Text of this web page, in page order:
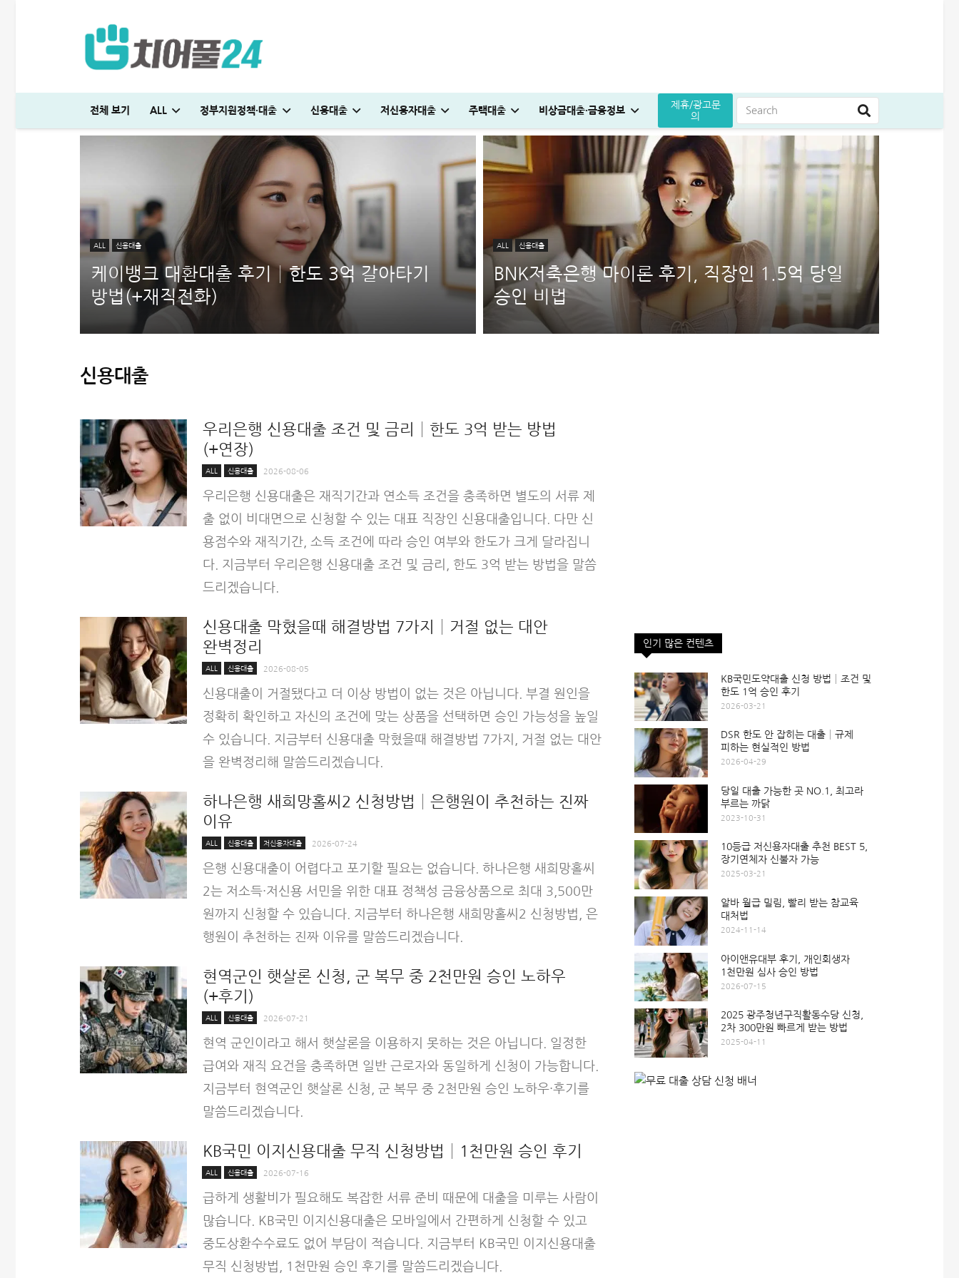
전체 보기 ALL 정부지원정책·대출 신용대출 저신용자대출 주택대출 비상금대출·금융정보
제휴/광고문
의
ALL 신용대출
케이뱅크 대환대출 후기│한도 3억 갈아타기
방법(+재직전화)
ALL 신용대출
BNK저축은행 마이론 후기, 직장인 1.5억 당일
승인 비법
신용대출
우리은행 신용대출 조건 및 금리│한도 3억 받는 방법
(+연장)
ALL 신용대출 2026-08-06
우리은행 신용대출은 재직기간과 연소득 조건을 충족하면 별도의 서류 제
출 없이 비대면으로 신청할 수 있는 대표 직장인 신용대출입니다. 다만 신
용점수와 재직기간, 소득 조건에 따라 승인 여부와 한도가 크게 달라집니
다. 지금부터 우리은행 신용대출 조건 및 금리, 한도 3억 받는 방법을 말씀
드리겠습니다.
신용대출 막혔을때 해결방법 7가지│거절 없는 대안
완벽정리
ALL 신용대출 2026-08-05
신용대출이 거절됐다고 더 이상 방법이 없는 것은 아닙니다. 부결 원인을
정확히 확인하고 자신의 조건에 맞는 상품을 선택하면 승인 가능성을 높일
수 있습니다. 지금부터 신용대출 막혔을때 해결방법 7가지, 거절 없는 대안
을 완벽정리해 말씀드리겠습니다.
하나은행 새희망홀씨2 신청방법│은행원이 추천하는 진짜
이유
ALL 신용대출 저신용자대출 2026-07-24
은행 신용대출이 어렵다고 포기할 필요는 없습니다. 하나은행 새희망홀씨
2는 저소득·저신용 서민을 위한 대표 정책성 금융상품으로 최대 3,500만
원까지 신청할 수 있습니다. 지금부터 하나은행 새희망홀씨2 신청방법, 은
행원이 추천하는 진짜 이유를 말씀드리겠습니다.
현역군인 햇살론 신청, 군 복무 중 2천만원 승인 노하우
(+후기)
ALL 신용대출 2026-07-21
현역 군인이라고 해서 햇살론을 이용하지 못하는 것은 아닙니다. 일정한
급여와 재직 요건을 충족하면 일반 근로자와 동일하게 신청이 가능합니다.
지금부터 현역군인 햇살론 신청, 군 복무 중 2천만원 승인 노하우·후기를
말씀드리겠습니다.
KB국민 이지신용대출 무직 신청방법│1천만원 승인 후기
ALL 신용대출 2026-07-16
급하게 생활비가 필요해도 복잡한 서류 준비 때문에 대출을 미루는 사람이
많습니다. KB국민 이지신용대출은 모바일에서 간편하게 신청할 수 있고
중도상환수수료도 없어 부담이 적습니다. 지금부터 KB국민 이지신용대출
무직 신청방법, 1천만원 승인 후기를 말씀드리겠습니다.
인기 많은 컨텐츠
KB국민도약대출 신청 방법│조건 및
한도 1억 승인 후기
2026-03-21
DSR 한도 안 잡히는 대출│규제
피하는 현실적인 방법
2026-04-29
당일 대출 가능한 곳 NO.1, 최고라
부르는 까닭
2023-10-31
10등급 저신용자대출 추천 BEST 5,
장기연체자 신불자 가능
2025-03-21
알바 월급 밀림, 빨리 받는 참교육
대처법
2024-11-14
아이앤유대부 후기, 개인회생자
1천만원 심사 승인 방법
2026-07-15
2025 광주청년구직활동수당 신청,
2차 300만원 빠르게 받는 방법
2025-04-11